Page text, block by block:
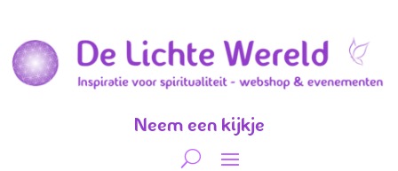
Neem een kijkje